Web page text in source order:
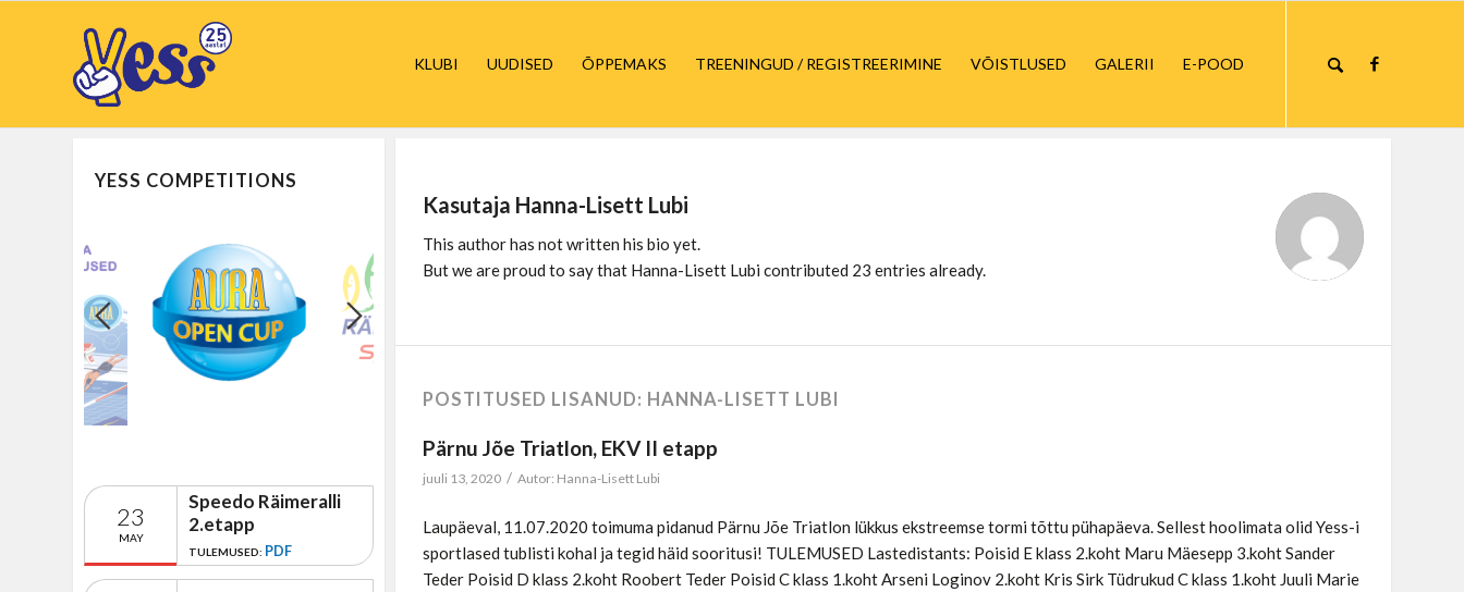
KLUBI UUDISED ÕPPEMAKS TREENINGUD / REGISTREERIMINE VÕISTLUSED GALERII E-POOD
Kasutaja Hanna-Lisett Lubi
This author has not written his bio yet.
But we are proud to say that Hanna-Lisett Lubi contributed 23 entries already.
POSTITUSED LISANUD: HANNA-LISETT LUBI
Pärnu Jõe Triatlon, EKV II etapp
juuli 13, 2020 / Autor: Hanna-Lisett Lubi
Laupäeval, 11.07.2020 toimuma pidanud Pärnu Jõe Triatlon lükkus ekstreemse tormi tõttu pühapäeva. Sellest hoolimata olid Yess-i
sportlased tublisti kohal ja tegid häid sooritusi! TULEMUSED Lastedistants: Poisid E klass 2.koht Maru Mäesepp 3.koht Sander
Teder Poisid D klass 2.koht Roobert Teder Poisid C klass 1.koht Arseni Loginov 2.koht Kris Sirk Tüdrukud C klass 1.koht Juuli Marie
YESS COMPETITIONS
23
MAY
Speedo Räimeralli
2.etapp
TULEMUSED: PDF